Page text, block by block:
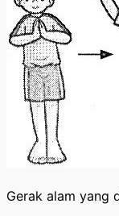
Gerak alam yang